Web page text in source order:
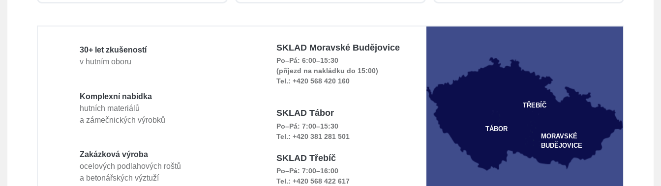
30+ let zkušeností
v hutním oboru
Komplexní nabídka
hutních materiálů
a zámečnických výrobků
Zakázková výroba
ocelových podlahových roštů
a betonářských výztuží
MORAVSKÉ
BUDĚJOVICE
TÁBOR
TŘEBÍČ
SKLAD Moravské Budějovice
Po–Pá: 6:00–15:30
(příjezd na nakládku do 15:00)
Tel.: +420 568 420 160
SKLAD Tábor
Po–Pá: 7:00–15:30
Tel.: +420 381 281 501
SKLAD Třebíč
Po–Pá: 7:00–16:00
Tel.: +420 568 422 617